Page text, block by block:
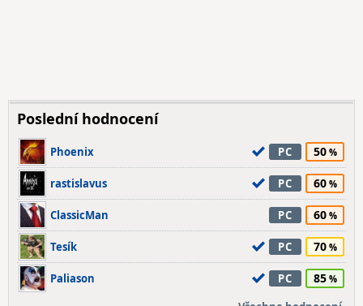
Poslední hodnocení
Phoenix PC 50
rastislavus PC 60
ClassicMan PC 60
Tesík PC 70
Paliason PC 85